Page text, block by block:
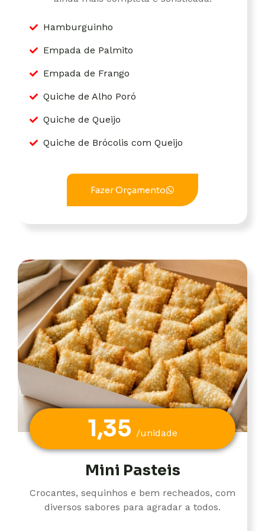
Hamburguinho
Empada de Palmito
Empada de Frango
Quiche de Alho Poró
Quiche de Queijo
Quiche de Brócolis com Queijo
Fazer Orçamento
1,35 /unidade
Mini Pasteis
Crocantes, sequinhos e bem recheados, com
diversos sabores para agradar a todos.